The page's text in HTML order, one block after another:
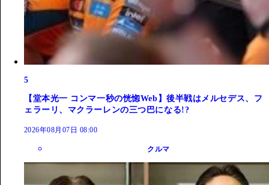
5
【堂本光一 コンマ一秒の恍惚Web】後半戦はメルセデス、フ
ェラーリ、マクラーレンの三つ巴になる!?
2026年08月07日 08:00
クルマ